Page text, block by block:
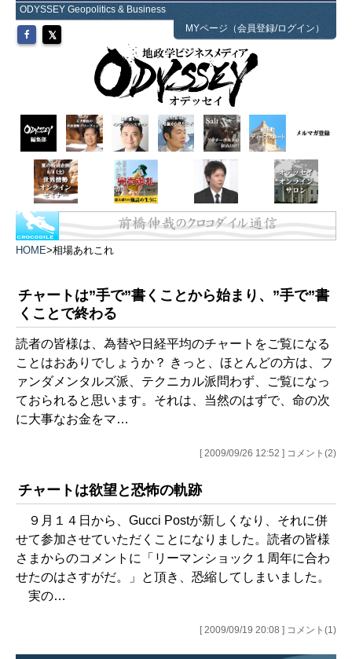
ODYSSEY Geopolitics & Business
MYページ（会員登録/ログイン）
HOME>相場あれこれ
チャートは”手で”書くことから始まり、”手で”書
くことで終わる
読者の皆様は、為替や日経平均のチャートをご覧になる
ことはおありでしょうか？ きっと、ほとんどの方は、フ
ァンダメンタルズ派、テクニカル派問わず、ご覧になっ
ておられると思います。それは、当然のはずで、命の次
に大事なお金をマ…
[ 2009/09/26 12:52 ] コメント(2)
チャートは欲望と恐怖の軌跡
９月１４日から、Gucci Postが新しくなり、それに併
せて参加させていただくことになりました。読者の皆様
さまからのコメントに「リーマンショック１周年に合わ
せたのはさすがだ。」と頂き、恐縮してしまいました。
実の…
[ 2009/09/19 20:08 ] コメント(1)